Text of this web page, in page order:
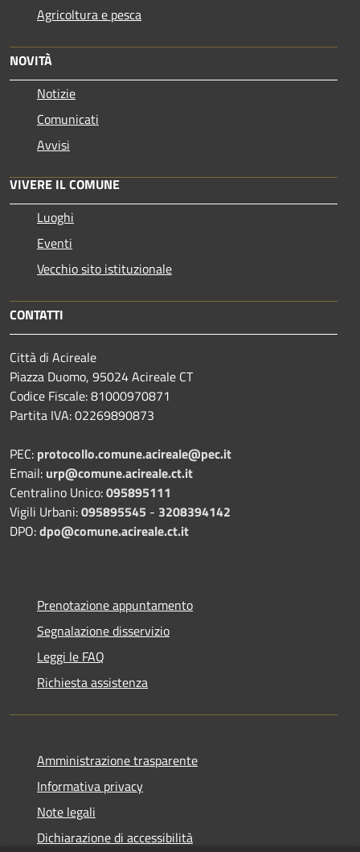
Agricoltura e pesca
NOVITÀ
Notizie
Comunicati
Avvisi
VIVERE IL COMUNE
Luoghi
Eventi
Vecchio sito istituzionale
CONTATTI
Città di Acireale
Piazza Duomo, 95024 Acireale CT
Codice Fiscale: 81000970871
Partita IVA: 02269890873
PEC: protocollo.comune.acireale@pec.it
Email: urp@comune.acireale.ct.it
Centralino Unico:095895111
Vigili Urbani:095895545 - 3208394142
DPO:dpo@comune.acireale.ct.it
Prenotazione appuntamento
Segnalazione disservizio
Leggi le FAQ
Richiesta assistenza
Amministrazione trasparente
Informativa privacy
Note legali
Dichiarazione di accessibilità